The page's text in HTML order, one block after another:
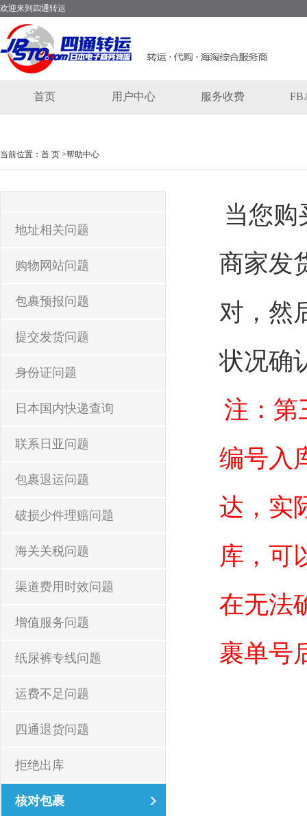
欢迎来到四通转运
首页 用户中心 服务收费
当前位置： 首 页 >帮助中心
地址相关问题
购物网站问题
包裹预报问题
提交发货问题
身份证问题
日本国内快递查询
联系日亚问题
包裹退运问题
破损少件理赔问题
海关关税问题
渠道费用时效问题
增值服务问题
纸尿裤专线问题
运费不足问题
四通退货问题
拒绝出库
核对包裹
当您购
商家发
对，然
状况确
注：第
编号入
达，实
库，可
在无法
裹单号